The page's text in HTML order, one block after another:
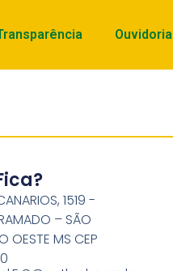
Ouvidoria
1519 -
– SÃO
OESTE MS CEP